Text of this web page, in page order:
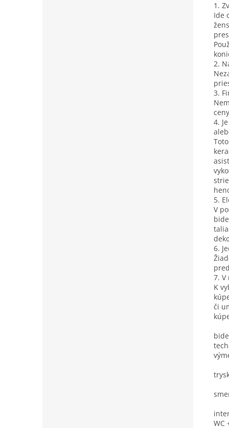
1.
Ide
2.
3.
4.
5.
V
6.
7. V
K
či
WC